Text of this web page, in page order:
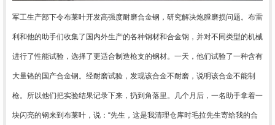
军工生产部下令布莱叶开发高强度耐磨合金钢，研究解决炮膛磨损问题。布雷
利和他的助手们收集了国内外生产的各种钢材和合金钢，并对不同类型的机械
进行了性能试验，选择了更适合制造枪支的钢材。一天，他们试验了一种含有
大量铬的国产合金钢。经耐磨试验，发现该合金不耐磨，说明该合金不能制
枪。所以他们把实验结果记录下来，扔到角落里。几个月后，一名助手拿着一
块闪亮的钢来到布莱叶，说： “先生，这是我清理仓库时毛拉先生寄给我的合